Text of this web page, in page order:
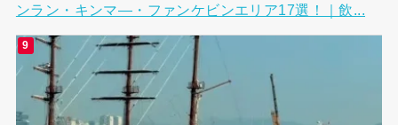
ンラン・キンマ―・ファンケビンエリア17選！｜飲...